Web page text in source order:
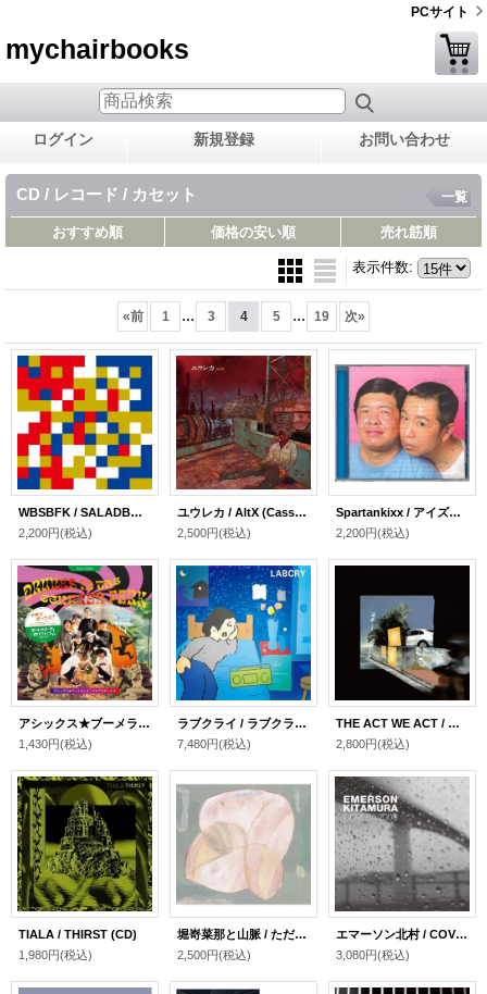
PCサイト
mychairbooks
ログイン 新規登録 お問い合わせ
CD / レコード / カセット 一覧
おすすめ順 価格の安い順 売れ筋順
表示件数:
«前 1 ... 3 4 5 ... 19 次»
WBSBFK / SALADBOWL (CD)
2,200円(税込)
ユウレカ / AltX (Cassette＋DLコード)
2,500円(税込)
Spartankixx / アイズワイドシャット (CD)
2,200円(税込)
アシックス★ブーメランズ /ALP$BOYS / Drunks In The Central Park (split 7inch+DL)
1,430円(税込)
ラブクライ / ラブクライ (2LP)
7,480円(税込)
THE ACT WE ACT / フリッカー (LP＋DLコード)
2,800円(税込)
TIALA / THIRST (CD)
1,980円(税込)
堀嵜菜那と山脈 / ただの動き (CD)
2,500円(税込)
エマーソン北村 / COVERS 2003 (LP)
3,080円(税込)